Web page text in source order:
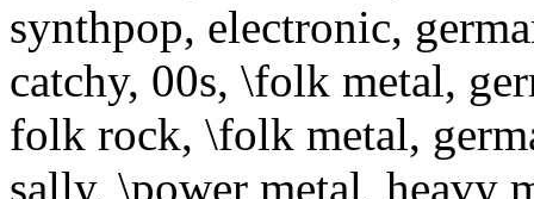
synthpop, electronic,
catchy, 00s, \folk metal,
folk rock, \folk metal,
sally, \power metal, heavy